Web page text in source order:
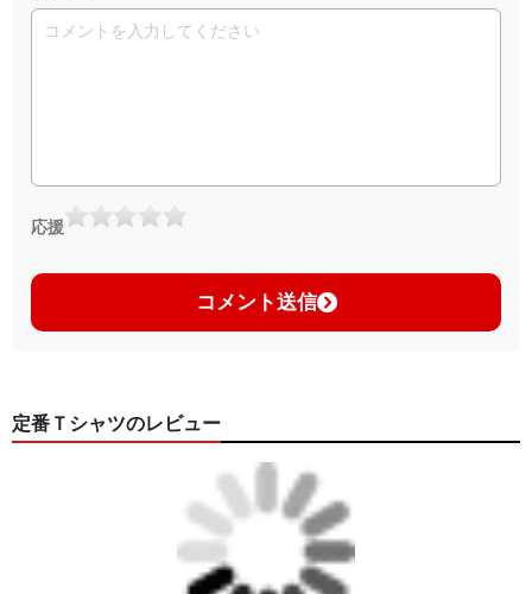
応援
コメント送信
定番Ｔシャツのレビュー